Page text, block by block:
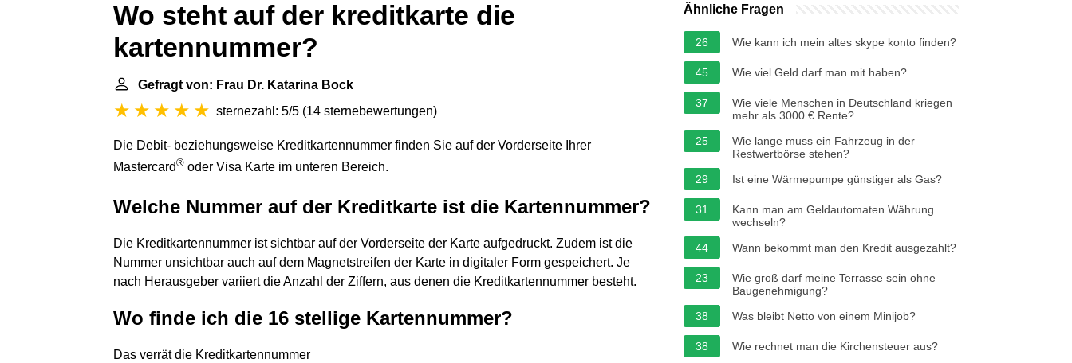
Wo steht auf der kreditkarte die
kartennummer?
Gefragt von: Frau Dr. Katarina Bock
sternezahl: 5/5 (14 sternebewertungen)
Die Debit- beziehungsweise Kreditkartennummer finden Sie auf der Vorderseite Ihrer
Mastercard® oder Visa Karte im unteren Bereich.
Welche Nummer auf der Kreditkarte ist die Kartennummer?
Die Kreditkartennummer ist sichtbar auf der Vorderseite der Karte aufgedruckt. Zudem ist die
Nummer unsichtbar auch auf dem Magnetstreifen der Karte in digitaler Form gespeichert. Je
nach Herausgeber variiert die Anzahl der Ziffern, aus denen die Kreditkartennummer besteht.
Wo finde ich die 16 stellige Kartennummer?
Das verrät die Kreditkartennummer
Ähnliche Fragen
26 Wie kann ich mein altes skype konto finden?
45 Wie viel Geld darf man mit haben?
37
Wie viele Menschen in Deutschland kriegen
mehr als 3000 € Rente?
25
Wie lange muss ein Fahrzeug in der
Restwertbörse stehen?
29
Ist eine Wärmepumpe günstiger als Gas?
31
Kann man am Geldautomaten Währung
wechseln?
44
Wann bekommt man den Kredit ausgezahlt?
23
Wie groß darf meine Terrasse sein ohne
Baugenehmigung?
38
Was bleibt Netto von einem Minijob?
38 Wie rechnet man die Kirchensteuer aus?